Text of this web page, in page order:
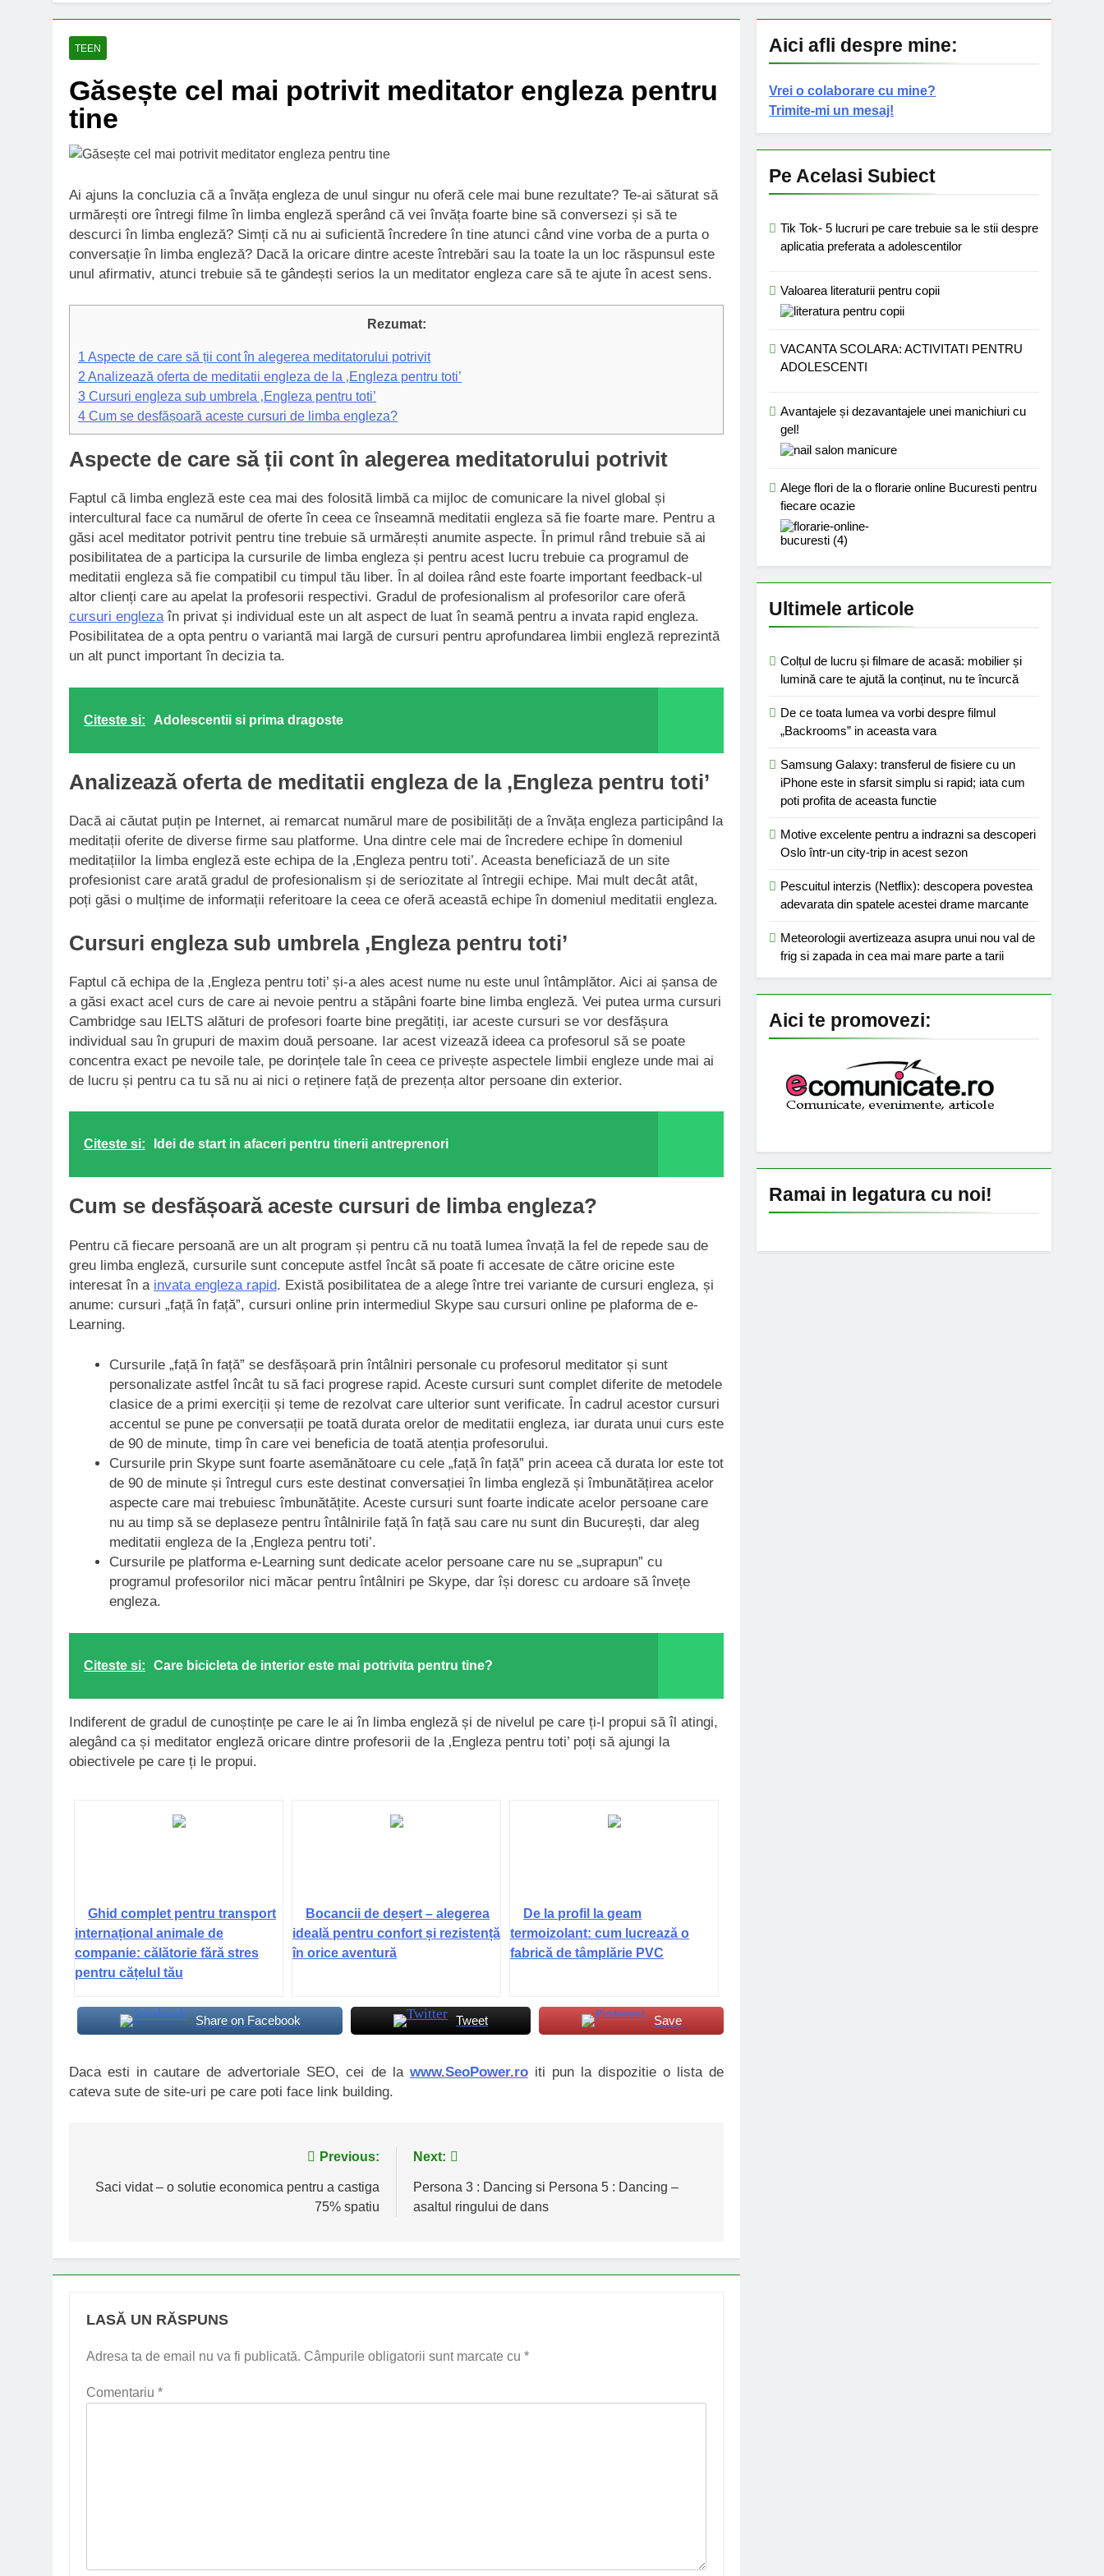
TEEN
Găsește cel mai potrivit meditator engleza pentru
tine
Ai ajuns la concluzia că a învăța engleza de unul singur nu oferă cele mai bune rezultate? Te-ai săturat să
urmărești ore întregi filme în limba engleză sperând că vei învăța foarte bine să conversezi și să te
descurci în limba engleză? Simți că nu ai suficientă încredere în tine atunci când vine vorba de a purta o
conversație în limba engleză? Dacă la oricare dintre aceste întrebări sau la toate la un loc răspunsul este
unul afirmativ, atunci trebuie să te gândești serios la un meditator engleza care să te ajute în acest sens.
Rezumat:
1 Aspecte de care să ții cont în alegerea meditatorului potrivit
2 Analizează oferta de meditatii engleza de la ‚Engleza pentru toti’
3 Cursuri engleza sub umbrela ‚Engleza pentru toti’
4 Cum se desfășoară aceste cursuri de limba engleza?
Aspecte de care să ții cont în alegerea meditatorului potrivit
Faptul că limba engleză este cea mai des folosită limbă ca mijloc de comunicare la nivel global și
intercultural face ca numărul de oferte în ceea ce înseamnă meditatii engleza să fie foarte mare. Pentru a
găsi acel meditator potrivit pentru tine trebuie să urmărești anumite aspecte. Ȋn primul rând trebuie să ai
posibilitatea de a participa la cursurile de limba engleza și pentru acest lucru trebuie ca programul de
meditatii engleza să fie compatibil cu timpul tău liber. Ȋn al doilea rând este foarte important feedback-ul
altor clienți care au apelat la profesorii respectivi. Gradul de profesionalism al profesorilor care oferă
cursuri englezaîn privat și individual este un alt aspect de luat în seamă pentru a invata rapid engleza.
Posibilitatea de a opta pentru o variantă mai largă de cursuri pentru aprofundarea limbii engleză reprezintă
un alt punct important în decizia ta.
Citeste si: Adolescentii si prima dragoste
Analizează oferta de meditatii engleza de la ‚Engleza pentru toti’
Dacă ai căutat puțin pe Internet, ai remarcat numărul mare de posibilități de a învăța engleza participând la
meditații oferite de diverse firme sau platforme. Una dintre cele mai de încredere echipe în domeniul
meditațiilor la limba engleză este echipa de la ‚Engleza pentru toti’. Aceasta beneficiază de un site
profesionist care arată gradul de profesionalism și de seriozitate al întregii echipe. Mai mult decât atât,
poți găsi o mulțime de informații referitoare la ceea ce oferă această echipe în domeniul meditatii engleza.
Cursuri engleza sub umbrela ‚Engleza pentru toti’
Faptul că echipa de la ‚Engleza pentru toti’ și-a ales acest nume nu este unul întâmplător. Aici ai șansa de
a găsi exact acel curs de care ai nevoie pentru a stăpâni foarte bine limba engleză. Vei putea urma cursuri
Cambridge sau IELTS alături de profesori foarte bine pregătiți, iar aceste cursuri se vor desfășura
individual sau în grupuri de maxim două persoane. Iar acest vizează ideea ca profesorul să se poate
concentra exact pe nevoile tale, pe dorințele tale în ceea ce privește aspectele limbii engleze unde mai ai
de lucru și pentru ca tu să nu ai nici o reținere față de prezența altor persoane din exterior.
Citeste si: Idei de start in afaceri pentru tinerii antreprenori
Cum se desfășoară aceste cursuri de limba engleza?
Pentru că fiecare persoană are un alt program și pentru că nu toată lumea învață la fel de repede sau de
greu limba engleză, cursurile sunt concepute astfel încât să poate fi accesate de către oricine este
interesat în a invata engleza rapid. Există posibilitatea de a alege între trei variante de cursuri engleza, și
anume: cursuri „față în față”, cursuri online prin intermediul Skype sau cursuri online pe plaforma de e-
Learning.
Cursurile „față în față” se desfășoară prin întâlniri personale cu profesorul meditator și sunt
personalizate astfel încât tu să faci progrese rapid. Aceste cursuri sunt complet diferite de metodele
clasice de a primi exerciții și teme de rezolvat care ulterior sunt verificate. Ȋn cadrul acestor cursuri
accentul se pune pe conversații pe toată durata orelor de meditatii engleza, iar durata unui curs este
de 90 de minute, timp în care vei beneficia de toată atenția profesorului.
Cursurile prin Skype sunt foarte asemănătoare cu cele „față în față” prin aceea că durata lor este tot
de 90 de minute și întregul curs este destinat conversației în limba engleză și îmbunătățirea acelor
aspecte care mai trebuiesc îmbunătățite. Aceste cursuri sunt foarte indicate acelor persoane care
nu au timp să se deplaseze pentru întâlnirile față în față sau care nu sunt din București, dar aleg
meditatii engleza de la ‚Engleza pentru toti’.
Cursurile pe platforma e-Learning sunt dedicate acelor persoane care nu se „suprapun” cu
programul profesorilor nici măcar pentru întâlniri pe Skype, dar își doresc cu ardoare să învețe
engleza.
Citeste si: Care bicicleta de interior este mai potrivita pentru tine?
Indiferent de gradul de cunoștințe pe care le ai în limba engleză și de nivelul pe care ți-l propui să îl atingi,
alegând ca și meditator engleză oricare dintre profesorii de la ‚Engleza pentru toti’ poți să ajungi la
obiectivele pe care ți le propui.
Ghid complet pentru transport
internațional animale de
companie: călătorie fără stres
pentru cățelul tău
Bocancii de deșert – alegerea
ideală pentru confort și rezistență
în orice aventură
De la profil la geam
termoizolant: cum lucrează o
fabrică de tâmplărie PVC
Share on Facebook Tweet Save
Daca esti in cautare de advertoriale SEO, cei de la www.SeoPower.roiti pun la dispozitie o lista de
cateva sute de site-uri pe care poti face link building.
în
Previous:
Saci vidat – o solutie economica pentru a castiga
75% spatiu
Next:
Persona 3 : Dancing si Persona 5 : Dancing –
asaltul ringului de dans
LASĂ UN RĂSPUNS
Adresa ta de email nu va fi publicată. Câmpurile obligatorii sunt marcate cu *
Comentariu *
Aici afli despre mine:
Vrei o colaborare cu mine?
Trimite-mi un mesaj!
Pe Acelasi Subiect
Tik Tok- 5 lucruri pe care trebuie sa le stii despre
aplicatia preferata a adolescentilor
Valoarea literaturii pentru copii
VACANTA SCOLARA: ACTIVITATI PENTRU
ADOLESCENTI
Avantajele și dezavantajele unei manichiuri cu
gel!
Alege flori de la o florarie online Bucuresti pentru
fiecare ocazie
Ultimele articole
Colțul de lucru și filmare de acasă: mobilier și
lumină care te ajută la conținut, nu te încurcă
De ce toata lumea va vorbi despre filmul
„Backrooms” in aceasta vara
Samsung Galaxy: transferul de fisiere cu un
iPhone este in sfarsit simplu si rapid; iata cum
poti profita de aceasta functie
Motive excelente pentru a indrazni sa descoperi
Oslo într-un city-trip in acest sezon
Pescuitul interzis (Netflix): descopera povestea
adevarata din spatele acestei drame marcante
Meteorologii avertizeaza asupra unui nou val de
frig si zapada in cea mai mare parte a tarii
Aici te promovezi:
Ramai in legatura cu noi!